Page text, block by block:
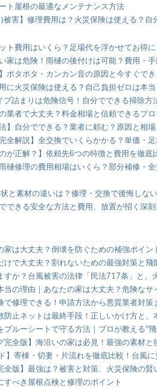
ト屋根の最適なメンテナンス方法
)被害】修理費用は？火災保険は使える？
ト費用はいくら？足場代を浮かせてお得
家は危険！雨樋の後付けは可能？費用・
ポタポタ・カンカン音の原因と今すぐで
に火災保険は使える？自己負担ゼロは本
プ詰まりは危険信号！自分でできる掃除
業者で大丈夫？料金相場と信頼できるプ
】自分でできる？業者に頼む？原因と相
全解説】全交換でいくらかかる？単価・
が正解？】依頼先6つの特徴と費用を徹
樋修理の費用相場はいくら？部分補修・
状と素材の違いは？修理・交換で後悔しな
できる安全な方法と費用、放置が招く深
家は大丈夫？倒壊を防ぐための補強ポイ
けで大丈夫？割れないための最強対策と飛
すか？台風被害の法律「民法717条」と、
当の理由｜あなたの家は大丈夫？危険な
で修理できる！申請方法から悪質業者対策
防止ネットは最終手段！正しいかけ方と
ブルーシートで守る方法｜プロが教える"
完全版】海沿いの家は必見！最強の素材
】寄棟・切妻・片流れを徹底比較！台風
全版】最強は？被害と対策、火災保険の
べき屋根点検と修理のポイント